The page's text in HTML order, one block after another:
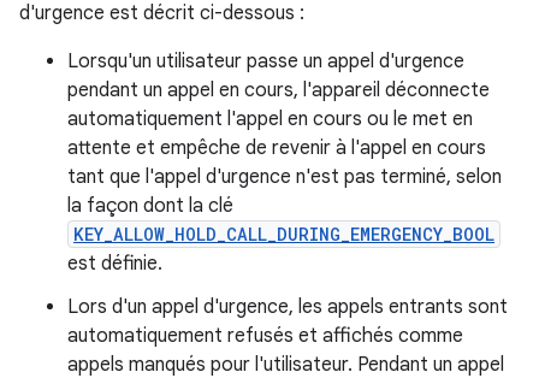
d'urgence est décrit ci-dessous :
Lorsqu'un utilisateur passe un appel d'urgence
pendant un appel en cours, l'appareil déconnecte
automatiquement l'appel en cours ou le met en
attente et empêche de revenir à l'appel en cours
tant que l'appel d'urgence n'est pas terminé, selon
la façon dont la clé
KEY_ALLOW_HOLD_CALL_DURING_EMERGENCY_BOOL
est définie.
Lors d'un appel d'urgence, les appels entrants sont
automatiquement refusés et affichés comme
appels manqués pour l'utilisateur. Pendant un appel